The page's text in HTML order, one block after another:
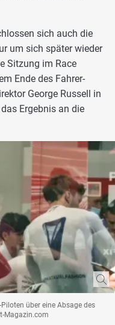
sich auch die
um sich später wieder
Sitzung im Race
Ende des Fahrer-
George Russell in
Ergebnis an die
über eine Absage des
Magazin.com